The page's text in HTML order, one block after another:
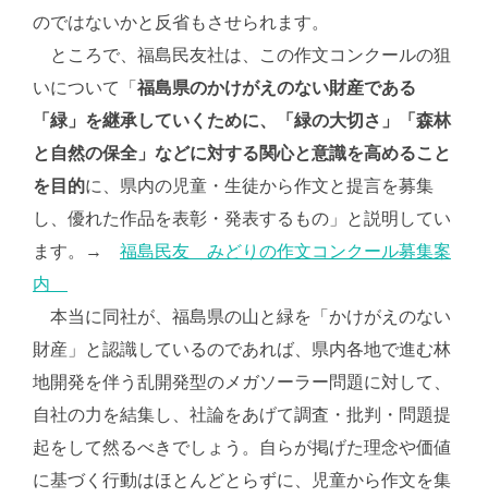
のではないかと反省もさせられます。
ところで、福島民友社は、この作文コンクールの狙
いについて「 福島県のかけがえのない財産である
「緑」を継承していくために、「緑の大切さ」「森林
と自然の保全」などに対する関心と意識を高めること
を目的に、県内の児童・生徒から作文と提言を募集
し、優れた作品を表彰・発表するもの」と説明してい
ます。→ 福島民友 みどりの作文コンクール募集案
内
本当に同社が、福島県の山と緑を「かけがえのない
財産」と認識しているのであれば、県内各地で進む林
地開発を伴う乱開発型のメガソーラー問題に対して、
自社の力を結集し、社論をあげて調査・批判・問題提
起をして然るべきでしょう。自らが掲げた理念や価値
に基づく行動はほとんどとらずに、児童から作文を集